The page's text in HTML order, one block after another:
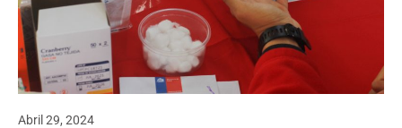
Abril 29, 2024